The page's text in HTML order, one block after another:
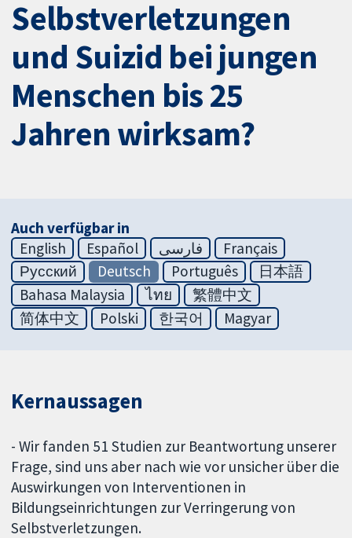
Selbstverletzungen
und Suizid bei jungen
Menschen bis 25
Jahren wirksam?
Auch verfügbar in
English
Español فارسی
Français
Русский
Deutsch Português
日本語
Bahasa Malaysia
ไทย
繁體中文
简体中文
Polski 한국어 Magyar
Kernaussagen
- Wir fanden 51 Studien zur Beantwortung unserer
Frage, sind uns aber nach wie vor unsicher über die
Auswirkungen von Interventionen in
Bildungseinrichtungen zur Verringerung von
Selbstverletzungen.